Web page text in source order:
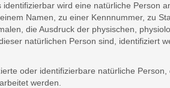
identifizierbar wird eine natürliche
Namen, zu einer Kennnummer, zu
die Ausdruck der physischen,
natürlichen Person sind, identifiziert
oder identifizierbare natürliche
werden.